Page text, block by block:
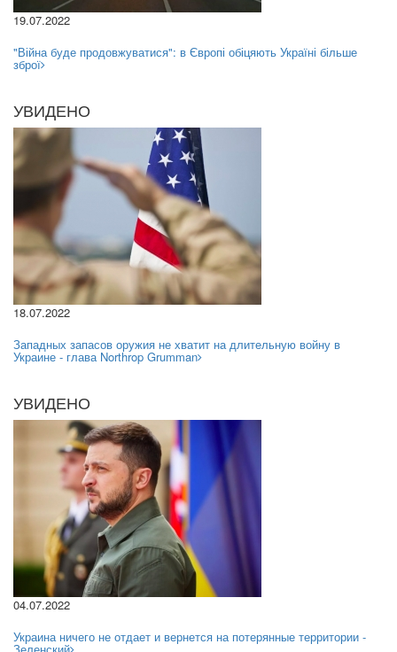
19.07.2022
"Війна буде продовжуватися": в Європі обіцяють Україні більше
зброї
УВИДЕНО
18.07.2022
Западных запасов оружия не хватит на длительную войну в
Украине - глава Northrop Grumman
УВИДЕНО
04.07.2022
Украина ничего не отдает и вернется на потерянные территории -